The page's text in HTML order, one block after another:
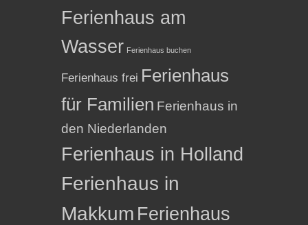
Ferienhaus am
Wasser Ferienhaus buchen
Ferienhaus frei Ferienhaus
für Familien Ferienhaus in
den Niederlanden
Ferienhaus in Holland
Ferienhaus in
Makkum Ferienhaus